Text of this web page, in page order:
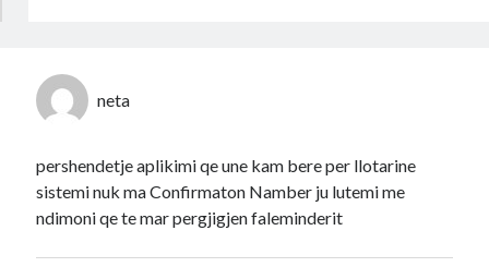
neta
pershendetje aplikimi qe une kam bere per llotarine
sistemi nuk ma Confirmaton Namber ju lutemi me
ndimoni qe te mar pergjigjen faleminderit